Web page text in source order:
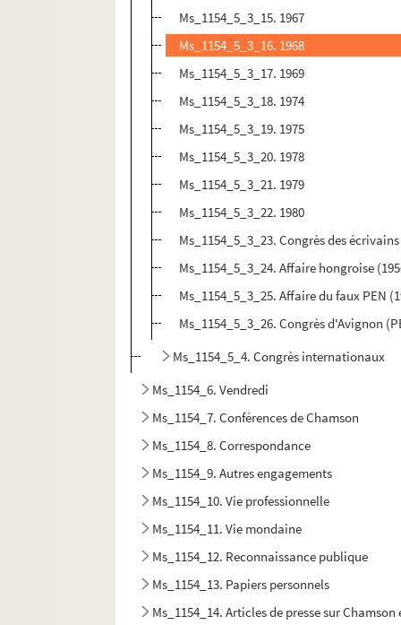
Ms_1154_5_3_15. 1967
Ms_1154_5_3_16. 1968
Ms_1154_5_3_17. 1969
Ms_1154_5_3_18. 1974
Ms_1154_5_3_19. 1975
Ms_1154_5_3_20. 1978
Ms_1154_5_3_21. 1979
Ms_1154_5_3_22. 1980
Ms_1154_5_3_23. Congrès des
Ms_1154_5_3_24. Affaire hongroise
Ms_1154_5_3_25. Affaire du faux PEN
Ms_1154_5_3_26. Congrès d'Avignon
Ms_1154_5_4. Congrès internationaux
Ms_1154_6. Vendredi
Ms_1154_7. Conférences de Chamson
Ms_1154_8. Correspondance
Ms_1154_9. Autres engagements
Ms_1154_10. Vie professionnelle
Ms_1154_11. Vie mondaine
Ms_1154_12. Reconnaissance publique
Ms_1154_13. Papiers personnels
Ms_1154_14. Articles de presse sur